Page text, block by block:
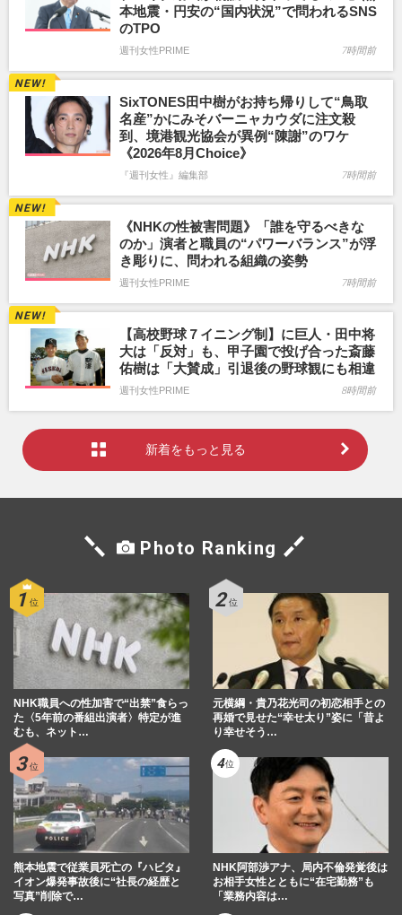
本地震・円安の“国内状況”で問われるSNS
のTPO
週刊女性PRIME 7時間前
SixTONES田中樹がお持ち帰りして“鳥取
名産”かにみそバーニャカウダに注文殺
到、境港観光協会が異例“陳謝”のワケ
《2026年8月Choice》
『週刊女性』編集部 7時間前
《NHKの性被害問題》「誰を守るべきな
のか」演者と職員の“パワーバランス”が浮
き彫りに、問われる組織の姿勢
週刊女性PRIME 7時間前
【高校野球７イニング制】に巨人・田中将
大は「反対」も、甲子園で投げ合った斎藤
佑樹は「大賛成」引退後の野球観にも相違
週刊女性PRIME 8時間前
新着をもっと見る
Photo Ranking
NHK職員への性加害で“出禁”食らっ
た〈5年前の番組出演者〉特定が進
むも、ネット…
元横綱・貴乃花光司の初恋相手との
再婚で見せた“幸せ太り”姿に「昔よ
り幸せそう…
熊本地震で従業員死亡の『ハビタ』
イオン爆発事故後に“社長の経歴と
写真”削除で…
NHK阿部渉アナ、局内不倫発覚後は
お相手女性とともに“在宅勤務”も
「業務内容は…